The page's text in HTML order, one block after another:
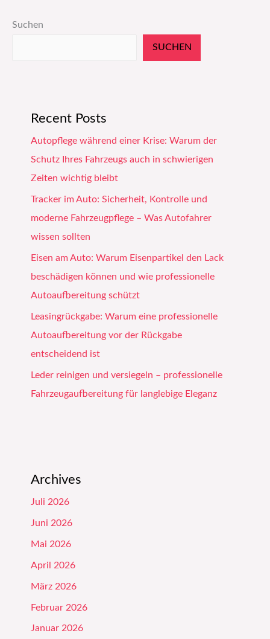
Suchen
SUCHEN
Recent Posts
Autopflege während einer Krise: Warum der
Schutz Ihres Fahrzeugs auch in schwierigen
Zeiten wichtig bleibt
Tracker im Auto: Sicherheit, Kontrolle und
moderne Fahrzeugpflege – Was Autofahrer
wissen sollten
Eisen am Auto: Warum Eisenpartikel den Lack
beschädigen können und wie professionelle
Autoaufbereitung schützt
Leasingrückgabe: Warum eine professionelle
Autoaufbereitung vor der Rückgabe
entscheidend ist
Leder reinigen und versiegeln – professionelle
Fahrzeugaufbereitung für langlebige Eleganz
Archives
Juli 2026
Juni 2026
Mai 2026
April 2026
März 2026
Februar 2026
Januar 2026